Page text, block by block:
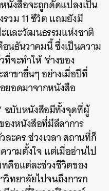
นังสือจะถูกดัดแปลงเป็น
วม 11 ชีวิต แถมยังมี
และวัฒนธรรมแห่งชาติ
นธันวาคมนี้ ซึ่งเป็นความ
จะทำให้ ‘ร่างของ
าขาอื่นๆ อย่างเมื่อปีที่
ยอดมาจากหนังสือ
ฉบับหนังสือมีทั้งจุดที่ผู้
องหนังสือที่มีลีลาการ
ะคร ช่วงเวลา สถานที่ก็
วามตั้งใจ แต่เมื่ออ่านไป
คือแต่ละช่วงชีวิตของ
ทยาลัยไปจนถึงการก